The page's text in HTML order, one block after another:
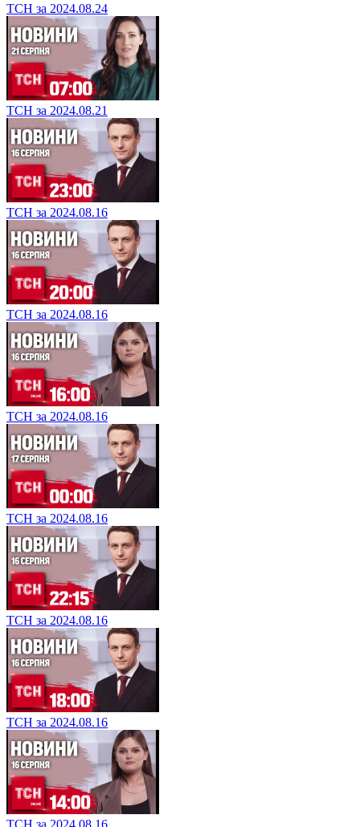
ТСН за 2024.08.24
ТСН за 2024.08.21
ТСН за 2024.08.16
ТСН за 2024.08.16
ТСН за 2024.08.16
ТСН за 2024.08.16
ТСН за 2024.08.16
ТСН за 2024.08.16
ТСН за 2024.08.16